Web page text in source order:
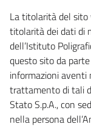
La titolarità del sito
titolarità dei dati di
dell’Istituto
questo sito da
informazioni aventi
trattamento di tali
Stato S.p.A., con
nella persona